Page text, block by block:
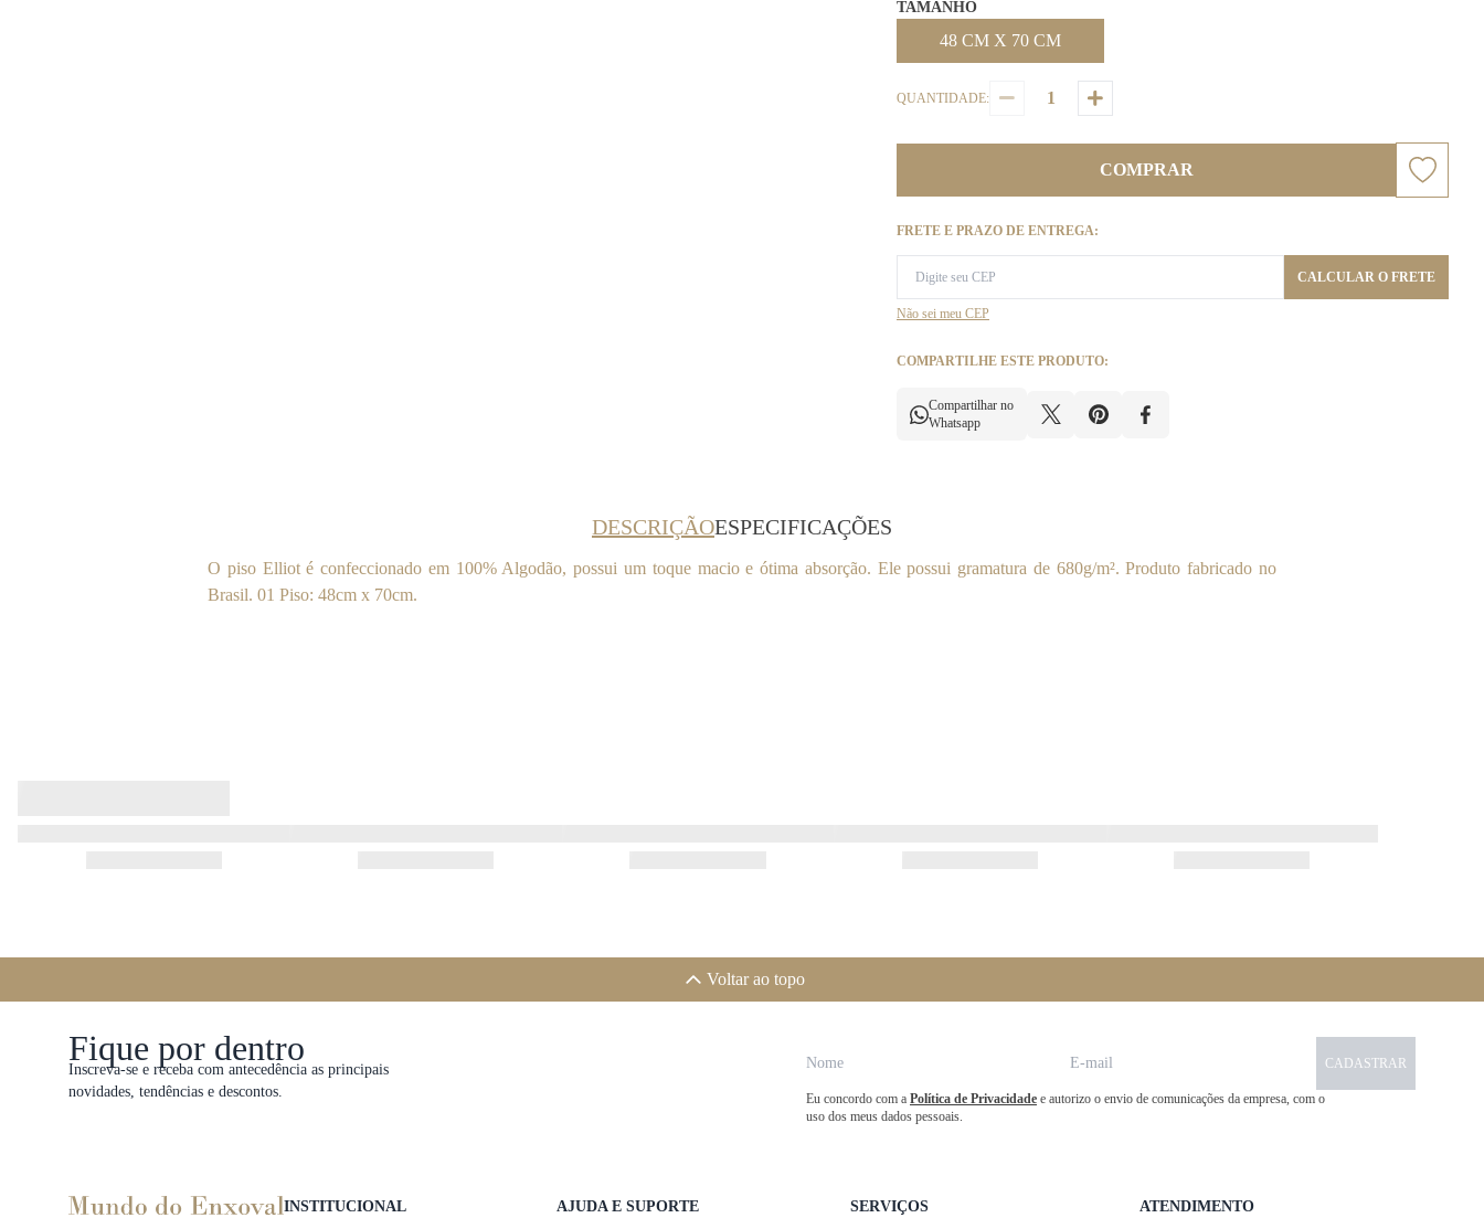
TAMANHO
48 CM X 70 CM
QUANTIDADE:
COMPRAR
FRETE E PRAZO DE ENTREGA:
CALCULAR O FRETE
Não sei meu CEP
COMPARTILHE ESTE PRODUTO:
Compartilhar no
Whatsapp
DESCRIÇÃOESPECIFICAÇÕES
O piso Elliot é confeccionado em 100% Algodão, possui um toque macio e ótima absorção. Ele possui gramatura de 680g/m². Produto fabricado no
Brasil. 01 Piso: 48cm x 70cm.
Voltar ao topo
Fique por dentro
Inscreva-se e receba com antecedência as principais
novidades, tendências e descontos.
CADASTRAR
Eu concordo com a Política de Privacidade e autorizo o envio de comunicações da empresa, com o
uso dos meus dados pessoais.
INSTITUCIONAL AJUDA E SUPORTE SERVIÇOS ATENDIMENTO